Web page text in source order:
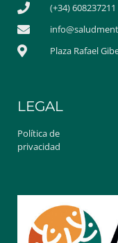
(+34) 608237211
Plaza Rafael
LEGAL
Política de
privacidad